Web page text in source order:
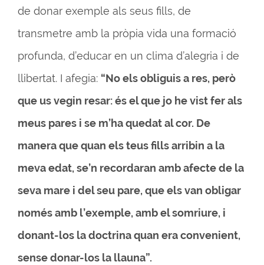
de donar exemple als seus fills, de
transmetre amb la pròpia vida una formació
profunda, d’educar en un clima d’alegria i de
llibertat. I afegia: “No els obliguis a res, però
que us vegin resar: és el que jo he vist fer als
meus pares i se m’ha quedat al cor. De
manera que quan els teus fills arribin a la
meva edat, se’n recordaran amb afecte de la
seva mare i del seu pare, que els van obligar
només amb l’exemple, amb el somriure, i
donant-los la doctrina quan era convenient,
sense donar-los la llauna”.